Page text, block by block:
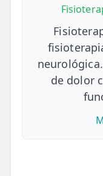
de dolor